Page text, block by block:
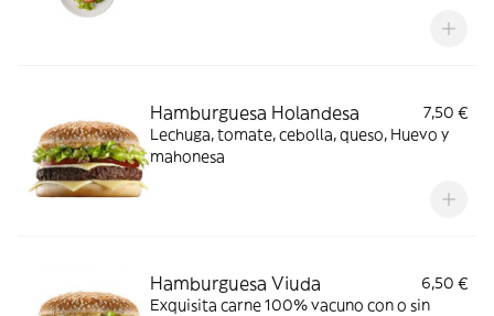
Hamburguesa Holandesa
7,50 €
Lechuga, tomate, cebolla, queso, Huevo y
mahonesa
Hamburguesa Viuda
6,50 €
Exquisita carne 100% vacuno con o sin